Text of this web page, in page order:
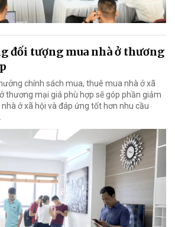
đối tượng mua nhà ở thương
chính sách mua, thuê mua nhà ở xã
thương mại giá phù hợp sẽ góp phần giảm
ở xã hội và đáp ứng tốt hơn nhu cầu